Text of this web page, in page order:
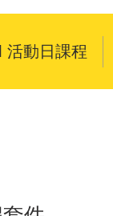
活動日課程